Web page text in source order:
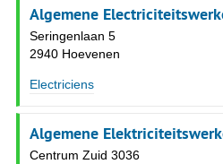
Algemene
Seringenlaan 5
2940 Hoevenen
Electriciens
Algemene
Centrum Zuid 3036